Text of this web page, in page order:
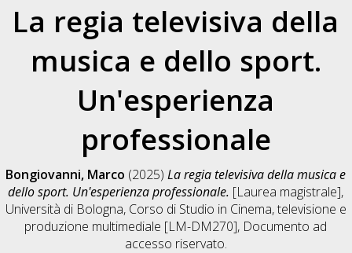
La regia televisiva della
musica e dello sport.
Un'esperienza
professionale
Bongiovanni, Marco (2025)La regia televisiva della musica e
dello sport. Un'esperienza professionale. [Laurea magistrale],
Università di Bologna, Corso di Studio in Cinema, televisione e
produzione multimediale [LM-DM270], Documento ad
accesso riservato.